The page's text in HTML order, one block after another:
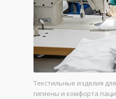
Текстильные изделия
гигиены и комфорта